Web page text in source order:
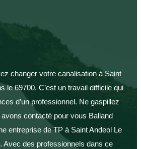
changer votre canalisation à Saint
le 69700. C’est un travail difficile qui
d’un professionnel. Ne gaspillez
contacté pour vous Balland
entreprise de TP à Saint Andeol Le
Avec des professionnels dans ce